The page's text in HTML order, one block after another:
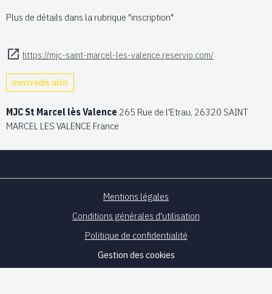
Plus de détails dans la rubrique "inscription"
https://mjc-saint-marcel-les-valence.reservio.com/
mercredis alsh
MJC St Marcel lès Valence 265 Rue de l'Etrau, 26320 SAINT
MARCEL LES VALENCE France
Mentions légales
Conditions générales d'utilisation
Politique de confidentialité
Gestion des cookies